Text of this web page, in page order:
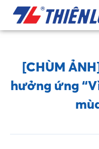
[CHÙM
hưởng ứng